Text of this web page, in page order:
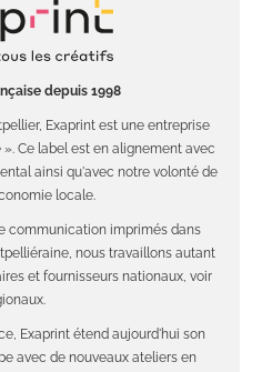
depuis 1998
Exaprint est une entreprise
Ce label est en alignement avec
ainsi qu'avec notre volonté de
locale.
communication imprimés dans
nous travaillons autant
et fournisseurs nationaux, voir
Exaprint étend aujourd'hui son
avec de nouveaux ateliers en